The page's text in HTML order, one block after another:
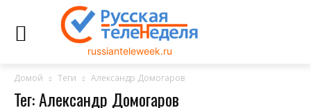
russianteleweek.ru
Домой Теги Александр Домогаров
Тег: Александр Домогаров